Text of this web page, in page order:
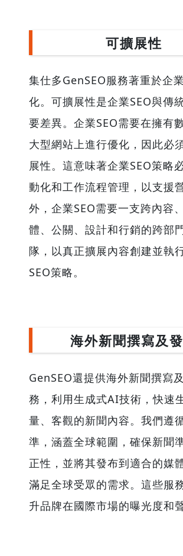
可擴展性
集仕多GenSEO服務著重於企
化。可擴展性是企業SEO與傳
要差異。企業SEO需要在擁有
大型網站上進行優化，因此必
展性。這意味著企業SEO策略
動化和工作流程管理，以支援
外，企業SEO需要一支跨內容
體、公關、設計和行銷的跨部
隊，以真正擴展內容創建並執
SEO策略。
海外新聞撰寫及
GenSEO還提供海外新聞撰寫
務，利用生成式AI技術，快速
量、客觀的新聞內容。我們遵
準，涵蓋全球範圍，確保新聞
正性，並將其發布到適合的媒
滿足全球受眾的需求。這些服
升品牌在國際市場的曝光度和聲